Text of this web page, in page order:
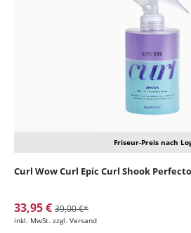
Friseur-Preis nach
Curl Wow Curl Epic Curl Shook
33,95 € 39,00 €*
inkl. MwSt. zzgl. Versand